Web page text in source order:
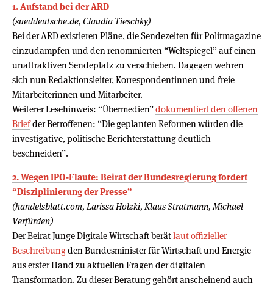
1. Aufstand bei der ARD
(sueddeutsche.de, Claudia Tieschky)
Bei der ARD existieren Pläne, die Sendezeiten für Politmagazine
einzudampfen und den renommierten “Weltspiegel” auf einen
unattraktiven Sendeplatz zu verschieben. Dagegen wehren
sich nun Redaktionsleiter, Korrespondentinnen und freie
Mitarbeiterinnen und Mitarbeiter.
Weiterer Lesehinweis: “Übermedien”dokumentiert den offenen
Briefder Betroffenen: “Die geplanten Reformen würden die
investigative, politische Berichterstattung deutlich
beschneiden”.
2. Wegen IPO-Flaute: Beirat der Bundesregierung fordert
“Disziplinierung der Presse”
(handelsblatt.com, Larissa Holzki, Klaus Stratmann, Michael
Verfürden)
Der Beirat Junge Digitale Wirtschaft berätlaut offizieller
Beschreibungden Bundesminister für Wirtschaft und Energie
aus erster Hand zu aktuellen Fragen der digitalen
Transformation. Zu dieser Beratung gehört anscheinend auch